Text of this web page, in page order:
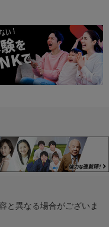
と異なる場合がございま